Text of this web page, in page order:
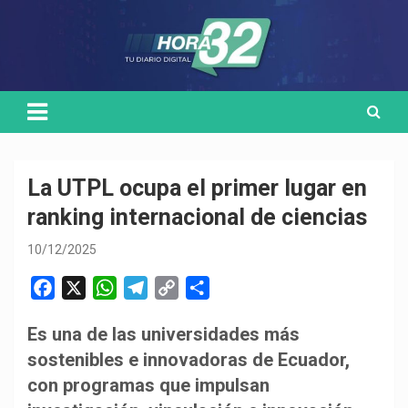
La UTPL ocupa el primer lugar en
ranking internacional de ciencias
10/12/2025
c
e
b
W
a
t
s
l
e
g
p
y
L
m
p
a
Es una de las universidades más
sostenibles e innovadoras de Ecuador,
con programas que impulsan